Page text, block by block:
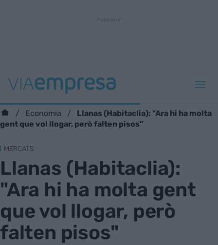
Economia
Llanas (Habitaclia): "Ara hi ha molta
gent que vol llogar, però falten pisos"
MERCATS
Llanas (Habitaclia):
"Ara hi ha molta gent
que vol llogar, però
falten pisos"